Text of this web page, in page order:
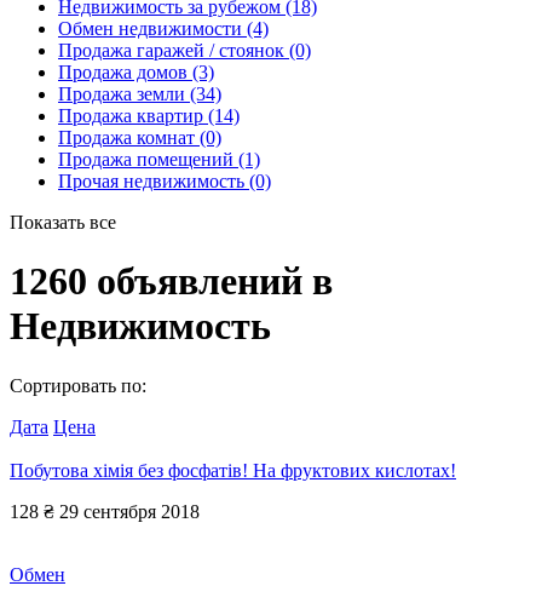
Недвижимость за рубежом (18)
Обмен недвижимости (4)
Продажа гаражей / стоянок (0)
Продажа домов (3)
Продажа земли (34)
Продажа квартир (14)
Продажа комнат (0)
Продажа помещений (1)
Прочая недвижимость (0)
Показать все
1260 объявлений в
Недвижимость
Сортировать по:
Дата Цена
Побутова хімія без фосфатів! На фруктових кислотах!
128 ₴ 29 сентября 2018
Обмен